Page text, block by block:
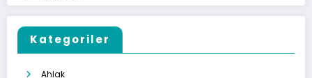
Kategoriler
Ahlak